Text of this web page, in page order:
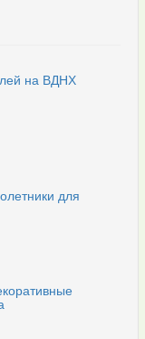
на ВДНХ
для